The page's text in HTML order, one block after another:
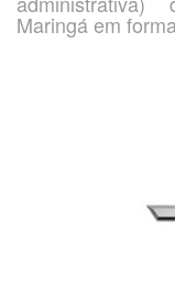
Maringá em